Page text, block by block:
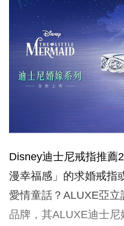
Disney迪士尼戒指推薦
漫幸福感」的求婚戒指
愛情童話？ALUXE亞
品牌，其ALUXE迪士